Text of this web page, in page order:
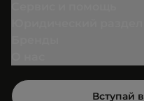
Вступай в